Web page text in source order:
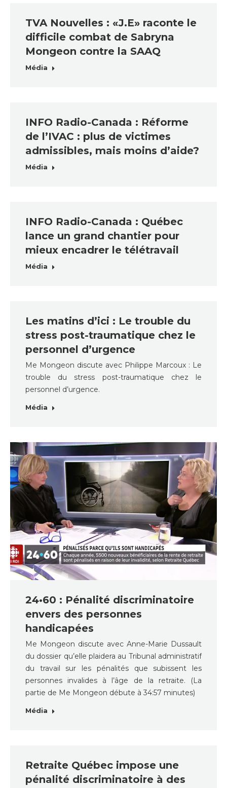
TVA Nouvelles : «J.E» raconte le
difficile combat de Sabryna
Mongeon contre la SAAQ
Média
INFO Radio-Canada : Réforme
de l’IVAC : plus de victimes
admissibles, mais moins d’aide?
Média
INFO Radio-Canada : Québec
lance un grand chantier pour
mieux encadrer le télétravail
Média
Les matins d’ici : Le trouble du
stress post-traumatique chez le
personnel d’urgence
Me Mongeon discute avec Philippe Marcoux : Le
trouble du stress post-traumatique chez le
personnel d’urgence.
Média
24•60 : Pénalité discriminatoire
envers des personnes
handicapées
Me Mongeon discute avec Anne-Marie Dussault
du dossier qu’elle plaidera au Tribunal administratif
du travail sur les pénalités que subissent les
personnes invalides à l’âge de la retraite. (La
partie de Me Mongeon débute à 34:57 minutes)
Média
Retraite Québec impose une
pénalité discriminatoire à des